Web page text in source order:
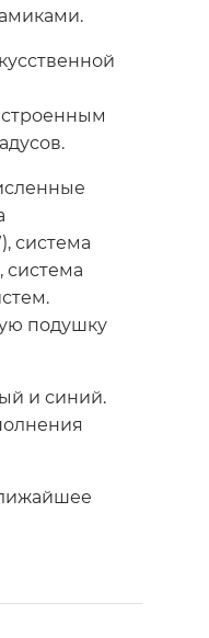
система
система
подушку
и синий.